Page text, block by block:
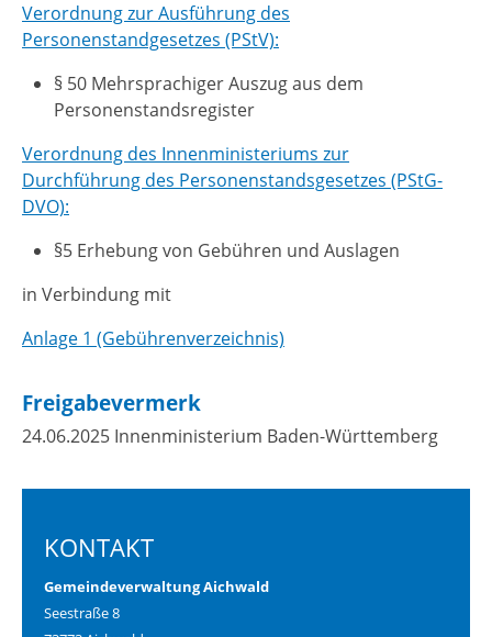
Verordnung zur Ausführung des
Personenstandgesetzes (PStV):
§ 50 Mehrsprachiger Auszug aus dem
Personenstandsregister
Verordnung des Innenministeriums zur
Durchführung des Personenstandsgesetzes (PStG-
DVO):
§5 Erhebung von Gebühren und Auslagen
in Verbindung mit
Anlage 1 (Gebührenverzeichnis)
Freigabevermerk
24.06.2025 Innenministerium Baden-Württemberg
KONTAKT
Gemeindeverwaltung Aichwald
Seestraße 8